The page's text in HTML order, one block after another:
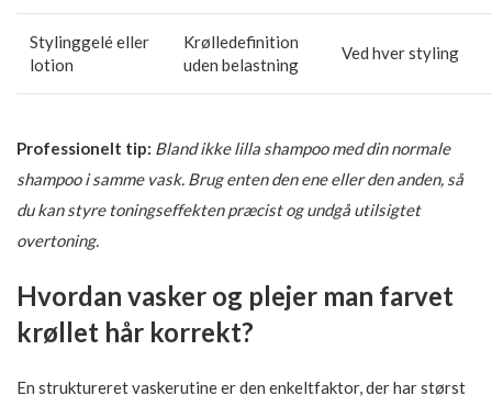
Stylinggelé eller
lotion
Krølledefinition
uden belastning
Ved hver styling
Professionelt tip: Bland ikke lilla shampoo med din normale
shampoo i samme vask. Brug enten den ene eller den anden, så
du kan styre toningseffekten præcist og undgå utilsigtet
overtoning.
Hvordan vasker og plejer man farvet
krøllet hår korrekt?
En struktureret vaskerutine er den enkeltfaktor, der har størst